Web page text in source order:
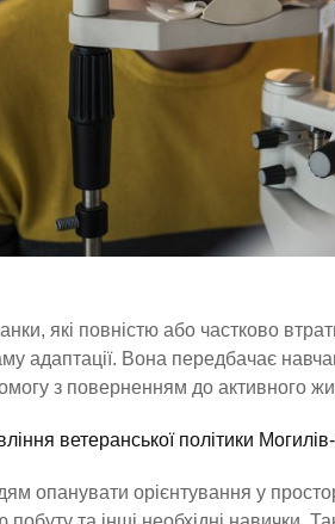
які повністю або частково
адаптації. Вона передбачає
з поверненням до активного
ветеранської політики
опанувати орієнтування у